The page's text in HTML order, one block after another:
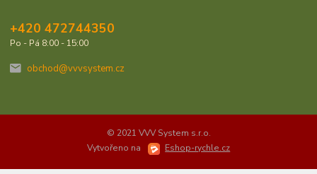
+420 472744350
Po - Pá 8:00 - 15:00
obchod@vvvsystem.cz
© 2021 VVV System s.r.o.
Vytvořeno na
Eshop-rychle.cz